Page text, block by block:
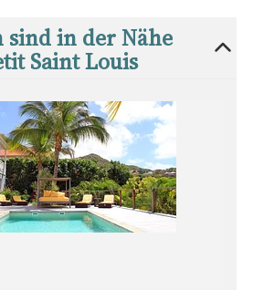
sind in der Nähe
Saint Louis